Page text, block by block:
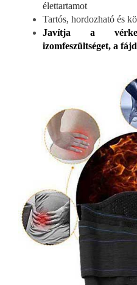
élettartamot
Tartós, hordozható és
Javítja a
izomfeszültséget, a